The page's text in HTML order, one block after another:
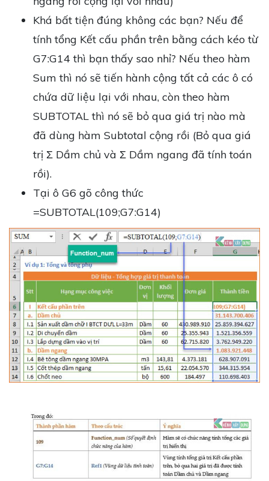
Khá bất tiện đúng không các bạn? Nếu để
tính tổng Kết cấu phần trên bằng cách kéo từ
G7:G14 thì bạn thấy sao nhỉ? Nếu theo hàm
Sum thì nó sẽ tiến hành cộng tất cả các ô có
chứa dữ liệu lại với nhau, còn theo hàm
SUBTOTAL thì nó sẽ bỏ qua giá trị nào mà
đã dùng hàm Subtotal cộng rồi (Bỏ qua giá
trị Ʃ Dầm chủ và Ʃ Dầm ngang đã tính toán
rồi).
Tại ô G6 gõ công thức
=SUBTOTAL(109;G7:G14)